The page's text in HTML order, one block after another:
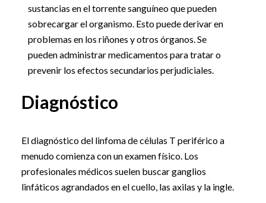
sustancias en el torrente sanguíneo que pueden
sobrecargar el organismo. Esto puede derivar en
problemas en los riñones y otros órganos. Se
pueden administrar medicamentos para tratar o
prevenir los efectos secundarios perjudiciales.
Diagnóstico
El diagnóstico del linfoma de células T periférico a
menudo comienza con un examen físico. Los
profesionales médicos suelen buscar ganglios
linfáticos agrandados en el cuello, las axilas y la ingle.